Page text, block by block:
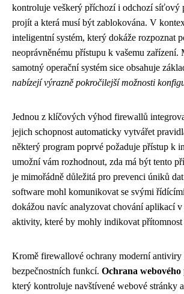
kontroluje veškerý příchozí i odchozí síťový
projít a která musí být zablokována. V
inteligentní systém, který dokáže rozpoznat
neoprávněnému přístupu k vašemu
samotný operační systém sice obsahuje
nabízejí výrazně pokročilejší možnosti
Jednou z klíčových výhod firewallů
jejich schopnost automaticky vytvářet
některý program poprvé požaduje přístup k
umožní vám rozhodnout, zda má být tento
je mimořádně důležitá pro prevenci úniků
software mohl komunikovat se svými
dokážou navíc analyzovat chování aplikací
aktivity, které by mohly indikovat přítomnost
Kromě firewallové ochrany moderní antiviry
bezpečnostních funkcí. Ochrana
který kontroluje navštívené webové stránky